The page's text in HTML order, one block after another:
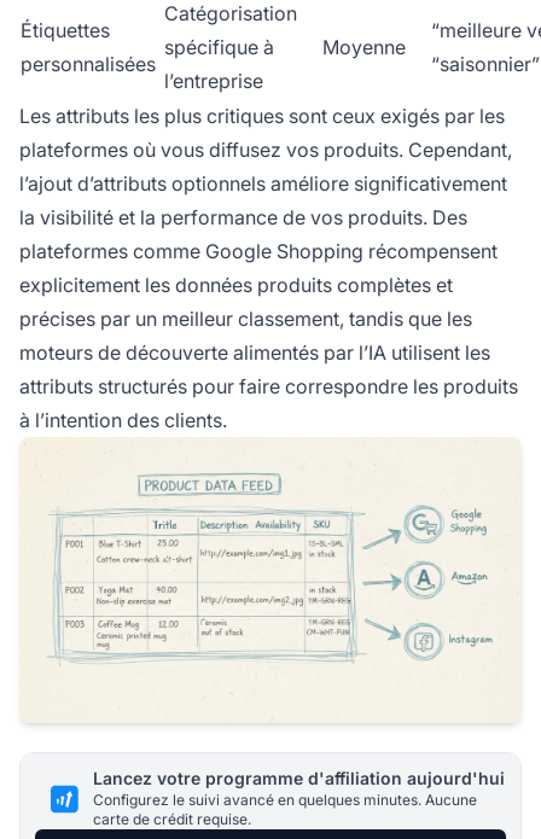
Étiquettes
personnalisées
Catégorisation
spécifique à
l’entreprise
Moyenne
“meilleure
“saisonnier”
Les attributs les plus critiques sont ceux exigés par les
plateformes où vous diffusez vos produits. Cependant,
l’ajout d’attributs optionnels améliore significativement
la visibilité et la performance de vos produits. Des
plateformes comme Google Shopping récompensent
explicitement les données produits complètes et
précises par un meilleur classement, tandis que les
moteurs de découverte alimentés par l’IA utilisent les
attributs structurés pour faire correspondre les produits
à l’intention des clients.
Lancez votre programme d'affiliation aujourd'hui
Configurez le suivi avancé en quelques minutes. Aucune
carte de crédit requise.